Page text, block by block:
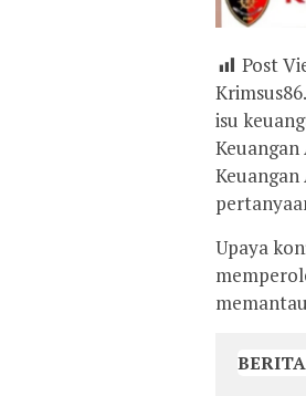
Post
isu
Upaya